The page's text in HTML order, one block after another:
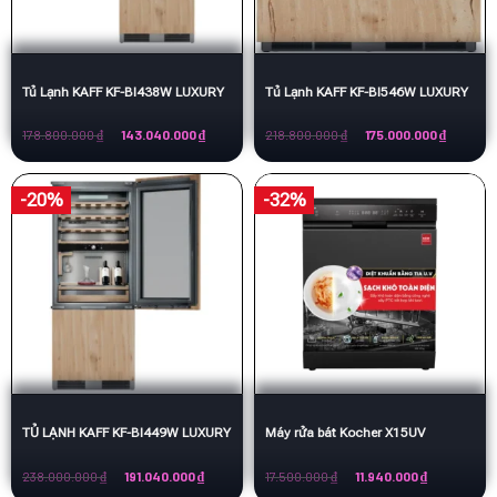
Tủ Lạnh KAFF KF-BI438W LUXURY
178.800.000₫
Giá
là:
178.800.000 ₫.
143.040.000₫Giá
hiện
tại
là:
143.040.000 ₫.
Tủ Lạnh KAFF KF-BI546W LUXURY
218.800.000₫
Giá
là:
218.800.000 ₫.
175.000.000₫Giá
hiện
tại
là:
-20%
TỦ LẠNH KAFF KF-BI449W LUXURY
238.000.000₫
Giá191.040.000₫Giá
hiện
-32%
Máy rửa bát Kocher X15UV
17.500.000₫
Giá11.940.000₫Giá
hiện